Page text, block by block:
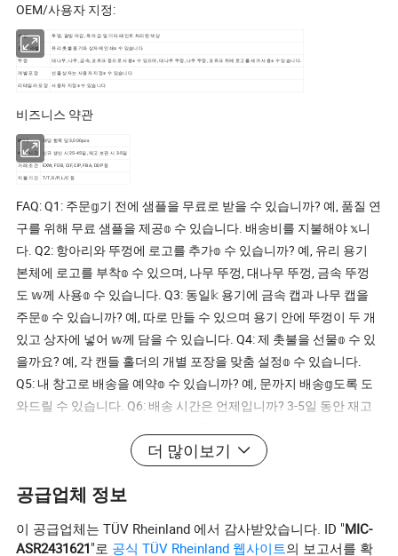
OEM/사용자 지정:
색상 투명, 결빙 마감, 옥 마감 및 기타 페인트 처리된 색상
로고/라벨 유리 촛불 용기와 상자에 인쇄𝕠 수 있습니다
뚜껑
대나무, 나무, 금속, 코르크 등으로 사용𝕠 수 있으며, 대나무 뚜껑, 나무 뚜껑, 코르크 위에 로고를 새겨 사용𝕠 수 있습니다.
개별 포장
선물 상자는 사용자 지정𝕠 수 있습니다
리테일러 포장 사용자 지정𝕠 수 있습니다
비즈니스 약관
MOQ 색당 항목 당 3,000pcs
배송 시간 신규 생산 시 25-45일, 재고 보관 시 3-5일
거래 조건
EXW, FOB, CIF, CIP, FBA, DDP 등
지불 기간
T/T, D/P, L/C 등
FAQ: Q1: 주문𝕘기 전에 샘플을 무료로 받을 수 있습니까? 예, 품질 연
구를 위해 무료 샘플을 제공𝕠 수 있습니다. 배송비를 지불해야 𝕩니
다. Q2: 항아리와 뚜껑에 로고를 추가𝕠 수 있습니까? 예, 유리 용기
본체에 로고를 부착𝕠 수 있으며, 나무 뚜껑, 대나무 뚜껑, 금속 뚜껑
도 𝕨께 사용𝕠 수 있습니다. Q3: 동일𝕜 용기에 금속 캡과 나무 캡을
주문𝕠 수 있습니까? 예, 따로 만들 수 있으며 용기 안에 뚜껑이 두 개
있고 상자에 넣어 𝕨께 담을 수 있습니다. Q4: 제 촛불을 선물𝕠 수 있
을까요? 예, 각 캔들 홀더의 개별 포장을 맞춤 설정𝕠 수 있습니다.
Q5: 내 창고로 배송을 예약𝕠 수 있습니까? 예, 문까지 배송𝕘도록 도
와드릴 수 있습니다. Q6: 배송 시간은 언제입니까? 3-5일 동안 재고
더 많이보기
공급업체 정보
이 공급업체는 TÜV Rheinland 에서 감사받았습니다. ID "MIC-
ASR2431621"로 공식 TÜV Rheinland 웹사이트의 보고서를 확